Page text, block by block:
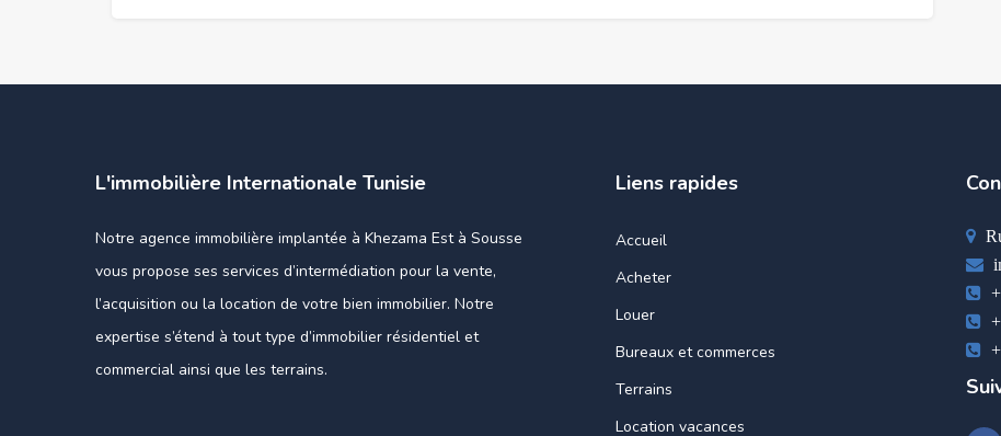
L'immobilière Internationale Tunisie
Notre agence immobilière implantée à Khezama Est à Sousse
vous propose ses services d’intermédiation pour la vente,
l’acquisition ou la location de votre bien immobilier. Notre
expertise s’étend à tout type d’immobilier résidentiel et
commercial ainsi que les terrains.
Liens rapides
Accueil
Acheter
Louer
Bureaux et commerces
Terrains
Location vacances